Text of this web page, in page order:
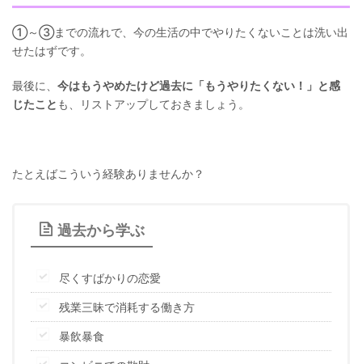
①～③までの流れで、今の生活の中でやりたくないことは洗い出
せたはずです。
最後に、 今はもうやめたけど過去に「もうやりたくない！」と感
じたこと も、リストアップしておきましょう。
たとえばこういう経験ありませんか？
過去から学ぶ
尽くすばかりの恋愛
残業三昧で消耗する働き方
暴飲暴食